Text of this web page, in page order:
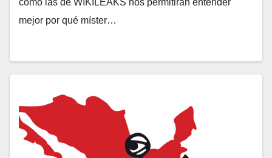
mejor por qué míster…